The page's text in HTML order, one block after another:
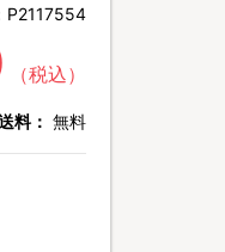
P2117554
（税込）
料： 無料